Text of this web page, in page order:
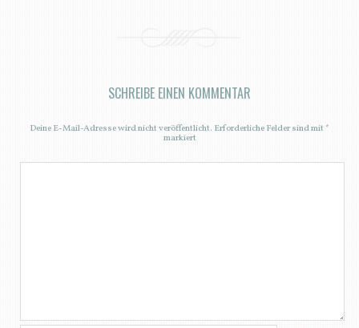
SCHREIBE EINEN KOMMENTAR
Deine E-Mail-Adresse wird nicht veröffentlicht. Erforderliche Felder sind mit*
markiert